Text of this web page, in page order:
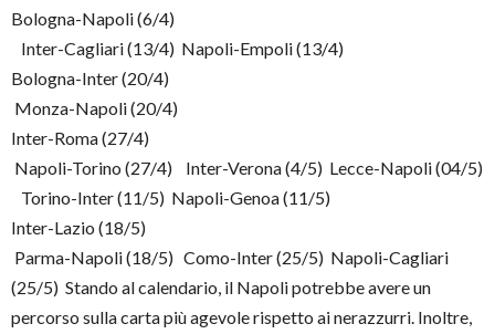
Bologna-Napoli (6/4)
Inter-Cagliari (13/4) Napoli-Empoli (13/4)
Bologna-Inter (20/4)
Monza-Napoli (20/4)
Inter-Roma (27/4)
Napoli-Torino (27/4) Inter-Verona (4/5) Lecce-Napoli (04/5)
Torino-Inter (11/5) Napoli-Genoa (11/5)
Inter-Lazio (18/5)
Parma-Napoli (18/5) Como-Inter (25/5) Napoli-Cagliari
(25/5) Stando al calendario, il Napoli potrebbe avere un
percorso sulla carta più agevole rispetto ai nerazzurri. Inoltre,